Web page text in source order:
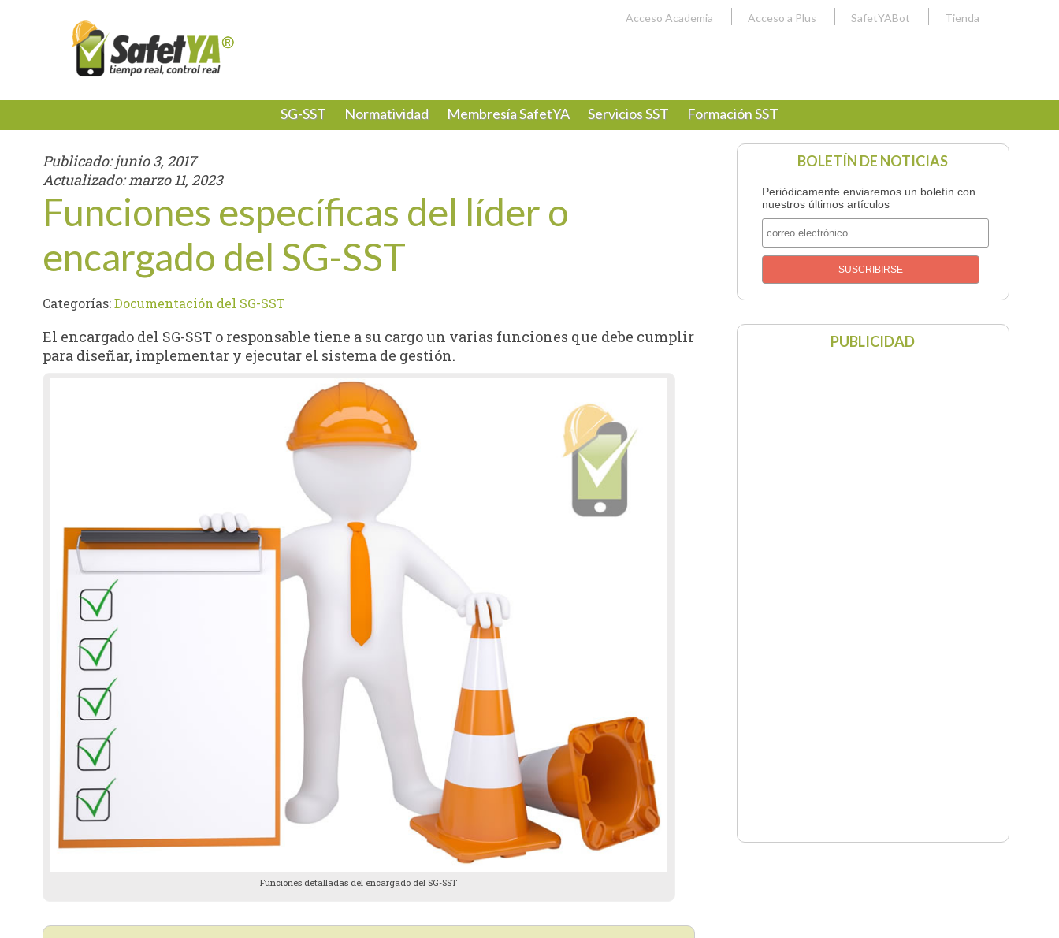
Acceso Academia Acceso a Plus SafetYABot Tienda
SG-SST Normatividad Membresía SafetYA Servicios SST Formación SST
Publicado:junio 3, 2017
Actualizado:marzo 11, 2023
Funciones específicas del líder o
encargado del SG-SST
Categorías:Documentación del SG-SST
El encargado del SG-SST o responsable tiene a su cargo un varias funciones que debe cumplir
para diseñar, implementar y ejecutar el sistema de gestión.
Funciones detalladas del encargado del SG-SST
BOLETÍN DE NOTICIAS
Periódicamente enviaremos un boletín con
nuestros últimos artículos
PUBLICIDAD